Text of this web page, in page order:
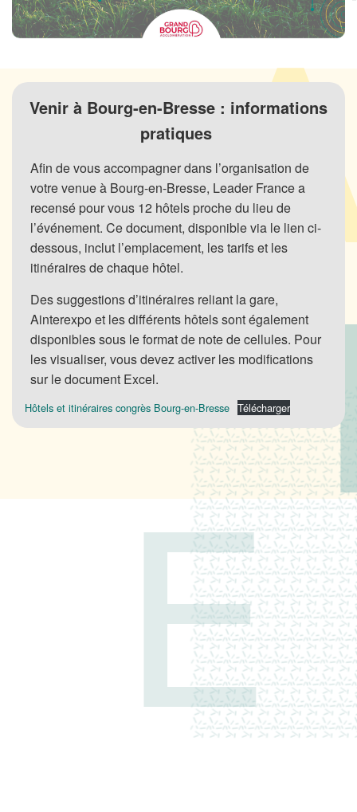
Venir à Bourg-en-Bresse : informations
pratiques
Afin de vous accompagner dans l’organisation de
votre venue à Bourg-en-Bresse, Leader France a
recensé pour vous 12 hôtels proche du lieu de
l’événement. Ce document, disponible via le lien ci-
dessous, inclut l’emplacement, les tarifs et les
itinéraires de chaque hôtel.
Des suggestions d’itinéraires reliant la gare,
Ainterexpo et les différents hôtels sont également
disponibles sous le format de note de cellules. Pour
les visualiser, vous devez activer les modifications
sur le document Excel.
Hôtels et itinéraires congrès Bourg-en-Bresse Télécharger